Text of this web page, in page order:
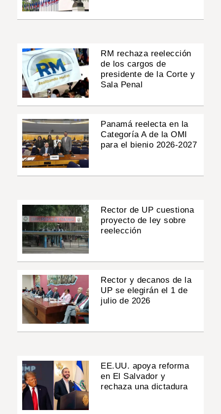
RM rechaza reelección
de los cargos de
presidente de la Corte y
Sala Penal
Panamá reelecta en la
Categoría A de la OMI
para el bienio 2026-2027
Rector de UP cuestiona
proyecto de ley sobre
reelección
Rector y decanos de la
UP se elegirán el 1 de
julio de 2026
EE.UU. apoya reforma
en El Salvador y
rechaza una dictadura